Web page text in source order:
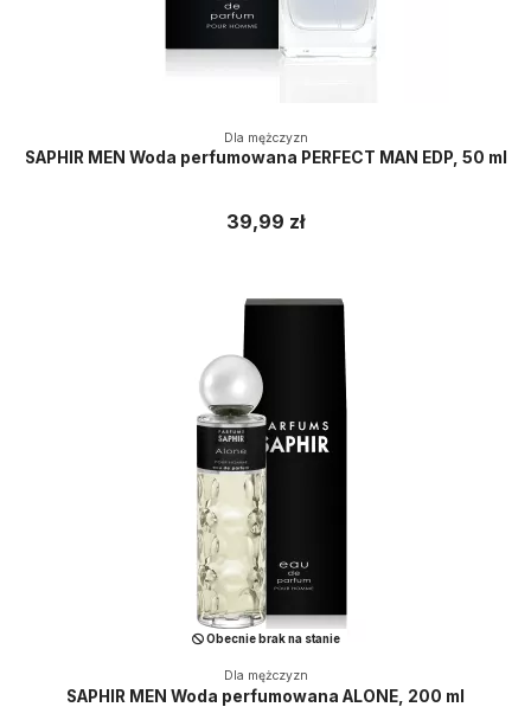
Dla mężczyzn
SAPHIR MEN Woda perfumowana PERFECT MAN EDP, 50 ml
39,99 zł
Obecnie brak na stanie
Dla mężczyzn
SAPHIR MEN Woda perfumowana ALONE, 200 ml